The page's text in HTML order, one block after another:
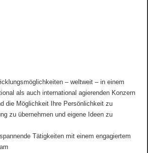
– weltweit – in einem
als auch international agierenden Konzern
die Möglichkeit Ihre Persönlichkeit zu
zu übernehmen und eigene Ideen zu
Tätigkeiten mit einem engagiertem